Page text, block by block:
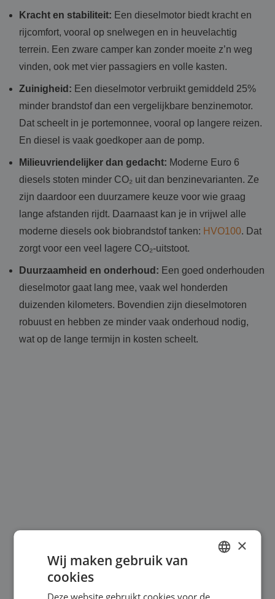
Kracht en stabiliteit: Een dieselmotor biedt kracht en
rijcomfort, vooral op snelwegen en in heuvelachtig
terrein. Een zware camper kan zonder moeite z’n weg
vinden, ook met vier passagiers en volle kasten.
Zuinigheid: Een dieselmotor verbruikt gemiddeld 25%
minder brandstof dan een vergelijkbare benzinemotor.
Dat scheelt in je portemonnee, vooral op langere reizen.
En diesel is vaak goedkoper aan de pomp.
Milieuvriendelijker dan gedacht: Moderne Euro 6
diesels stoten minder CO₂ uit dan benzinevarianten. Ze
zijn daardoor een duurzamere keuze voor wie graag
lange afstanden rijdt. Daarnaast kan je in vrijwel alle
moderne diesels ook biobrandstof tanken: HVO100. Dat
zorgt voor een veel lagere CO₂-uitstoot.
Duurzaamheid en onderhoud: Een goed onderhouden
dieselmotor gaat lang mee, vaak wel honderden
duizenden kilometers. Bovendien zijn dieselmotoren
robuust en hebben ze minder vaak onderhoud nodig,
wat op de lange termijn in kosten scheelt.
×
Wij maken gebruik van
cookies
Deze website gebruikt cookies voor de